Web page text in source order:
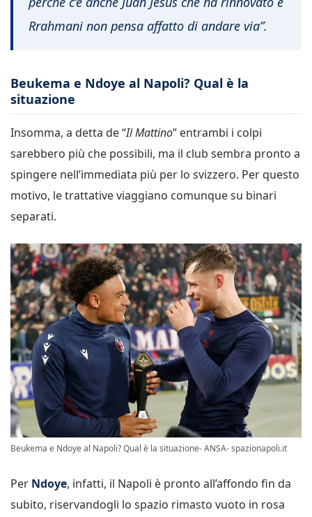
Rrahmani non pensa affatto di andare via”.
Beukema e Ndoye al Napoli? Qual è la
situazione
Insomma, a detta de “Il Mattino” entrambi i colpi
sarebbero più che possibili, ma il club sembra pronto a
spingere nell’immediata più per lo svizzero. Per questo
motivo, le trattative viaggiano comunque su binari
separati.
Beukema e Ndoye al Napoli? Qual è la situazione- ANSA- spazionapoli.it
Per Ndoye, infatti, il Napoli è pronto all’affondo fin da
subito, riservandogli lo spazio rimasto vuoto in rosa